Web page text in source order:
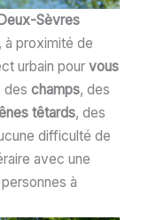
Sèvres
à proximité de
urbain pour vous
des champs, des
têtards, des
difficulté de
avec une
à